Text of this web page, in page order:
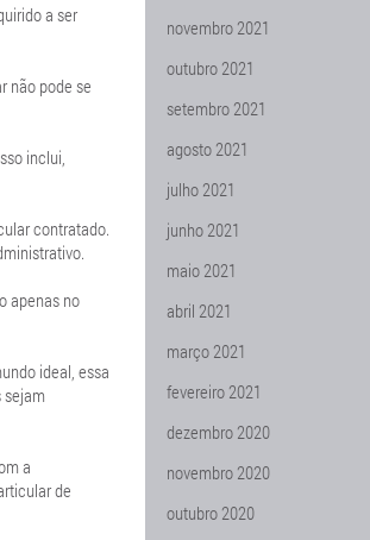
a ser
não pode se
inclui,
contratado.
apenas no
ideal, essa
a
de
novembro 2021
outubro 2021
setembro 2021
agosto 2021
julho 2021
junho 2021
maio 2021
abril 2021
março 2021
fevereiro 2021
dezembro 2020
novembro 2020
outubro 2020